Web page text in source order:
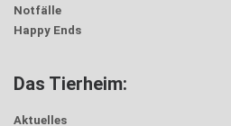
Notfälle
Happy Ends
Das Tierheim:
Aktuelles